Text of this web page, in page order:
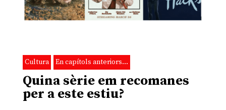
Cultura En capítols anteriors…
Quina sèrie em recomanes
per a este estiu?